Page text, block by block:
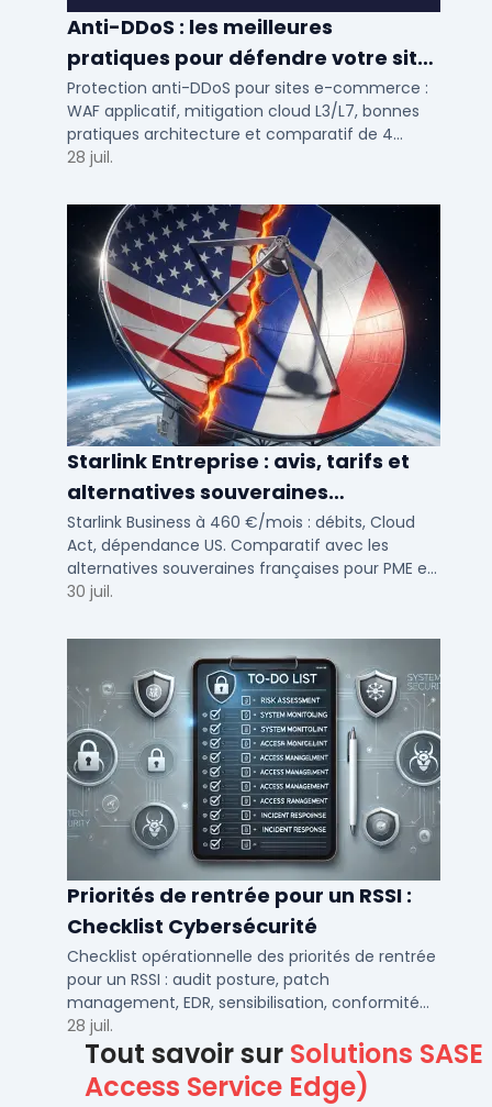
Anti-DDoS : les meilleures
pratiques pour défendre votre site
e-commerce en 2025
Protection anti-DDoS pour sites e-commerce :
WAF applicatif, mitigation cloud L3/L7, bonnes
pratiques architecture et comparatif de 4
solutions testees par des DSI en 2025.
28 juil.
Starlink Entreprise : avis, tarifs et
alternatives souveraines
françaises 2026
Starlink Business à 460 €/mois : débits, Cloud
Act, dépendance US. Comparatif avec les
alternatives souveraines françaises pour PME et
ETI multi-sites. Avis terrain et critères de choix
30 juil.
Priorités de rentrée pour un RSSI :
Checklist Cybersécurité
Checklist opérationnelle des priorités de rentrée
pour un RSSI : audit posture, patch
management, EDR, sensibilisation, conformité
NIS2 et plan de continuité.
28 juil.
Tout savoir sur Solutions
Access Service Edge)